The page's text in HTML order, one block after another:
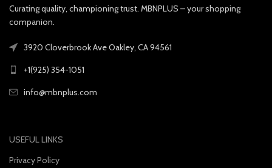
Curating quality, championing trust. MBNPLUS – your shopping
companion.
3920 Cloverbrook Ave Oakley, CA 94561
+1(925) 354-1051
info@mbnplus.com
USEFUL LINKS
Privacy Policy